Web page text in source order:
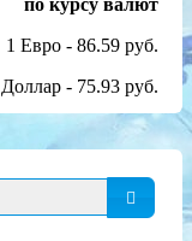
по курсу валют
1 Евро - 86.59 руб.
- 75.93 руб.